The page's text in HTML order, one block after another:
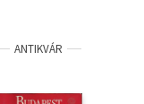
ANTIKVÁR